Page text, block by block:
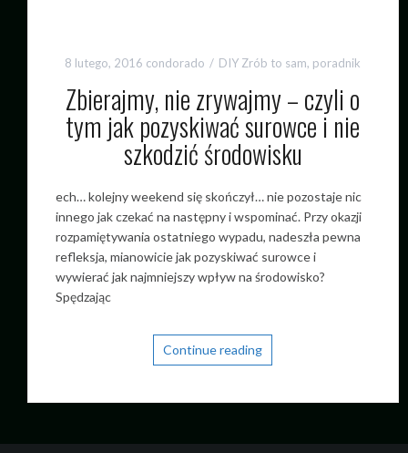
8 lutego, 2016 condorado DIY Zrób to sam, poradnik
Zbierajmy, nie zrywajmy – czyli o
tym jak pozyskiwać surowce i nie
szkodzić środowisku
ech… kolejny weekend się skończył… nie pozostaje nic
innego jak czekać na następny i wspominać. Przy okazji
rozpamiętywania ostatniego wypadu, nadeszła pewna
refleksja, mianowicie jak pozyskiwać surowce i
wywierać jak najmniejszy wpływ na środowisko?
Spędzając
Continue reading